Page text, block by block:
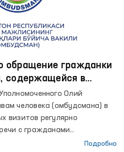
по основным требованиям
обращение гражданки
содержащейся в
изоляторе в Беларуси
Олий
человека (омбудсмана) в
визитов регулярно
с гражданами
в
Подробно